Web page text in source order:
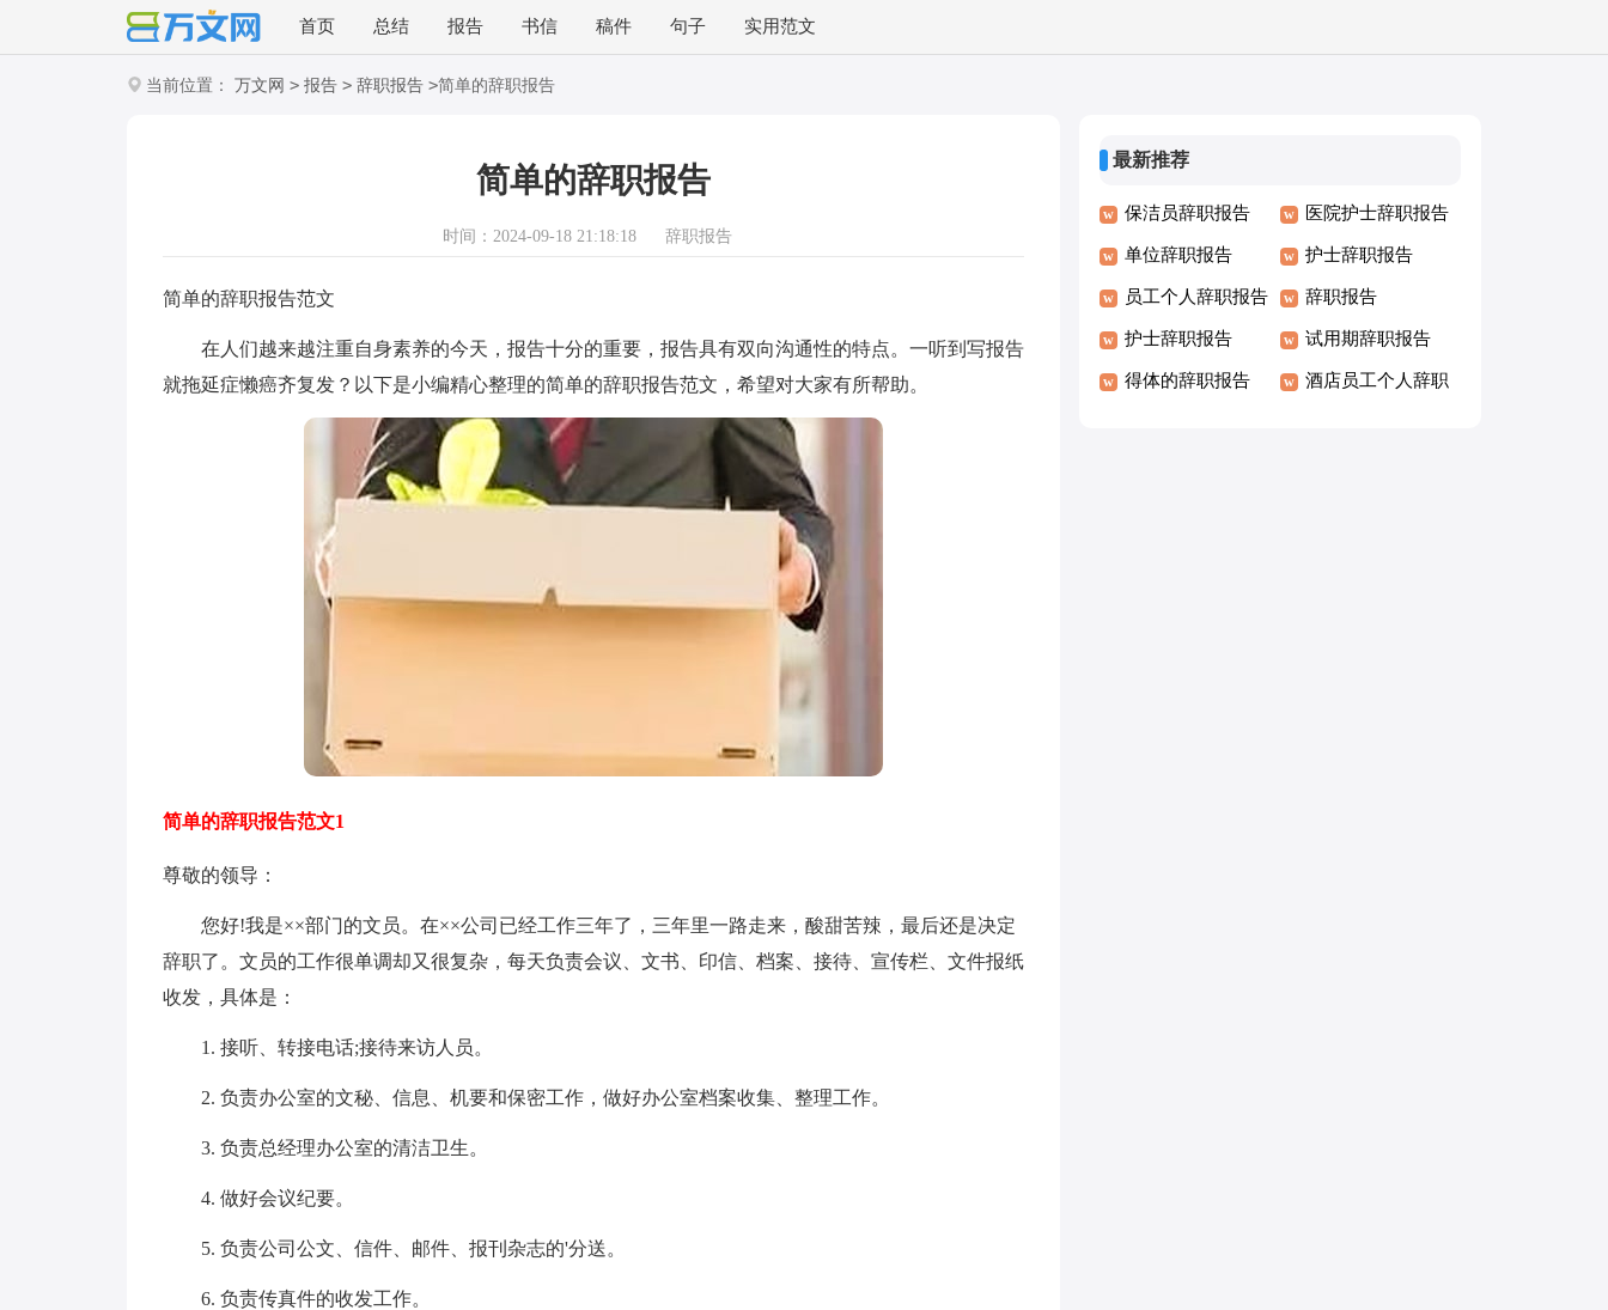
首页 总结 报告 书信 稿件 句子 实用范文
当前位置： 万文网 > 报告 > 辞职报告 >简单的辞职报告
简单的辞职报告
时间：2024-09-18 21:18:18 辞职报告
简单的辞职报告范文
在人们越来越注重自身素养的今天，报告十分的重要，报告具有双向沟通性的特点。一听到写报告
就拖延症懒癌齐复发？以下是小编精心整理的简单的辞职报告范文，希望对大家有所帮助。
简单的辞职报告范文1
尊敬的领导：
您好!我是××部门的文员。在××公司已经工作三年了，三年里一路走来，酸甜苦辣，最后还是决定
辞职了。文员的工作很单调却又很复杂，每天负责会议、文书、印信、档案、接待、宣传栏、文件报纸
收发，具体是：
1. 接听、转接电话;接待来访人员。
2. 负责办公室的文秘、信息、机要和保密工作，做好办公室档案收集、整理工作。
3. 负责总经理办公室的清洁卫生。
4. 做好会议纪要。
5. 负责公司公文、信件、邮件、报刊杂志的'分送。
6. 负责传真件的收发工作。
最新推荐
保洁员辞职报告 医院护士辞职报告
单位辞职报告 护士辞职报告
员工个人辞职报告 辞职报告
护士辞职报告 试用期辞职报告
得体的辞职报告 酒店员工个人辞职